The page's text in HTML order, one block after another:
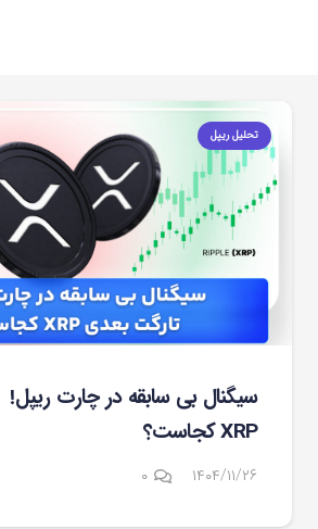
تحلیل ریپل
سیگنال بی سابقه در چارت
XRP کجاست؟
۱۴۰۴/۱۱/۲۶ ۰